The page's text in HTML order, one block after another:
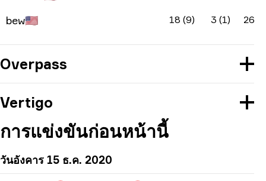
bew🇺🇸 18 (9) 3 (1) 26
Overpass
Vertigo
การแข่งขันก่อนหน้านี้
วันอังคาร 15 ธ.ค. 2020